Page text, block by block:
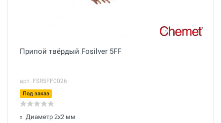
Припой твёрдый Fosilver 5FF
арт. FSR5FF0026
Под заказ
Диаметр 2х2 мм